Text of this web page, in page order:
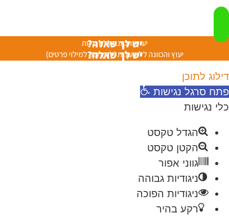
יש לך שאלה?
יעוץ והכוונה ללא עלות
יש לך שאלה?
יעוץ והכוונה ללא עלות (לחץ כאן למילוי פרטים)
דילוג לתוכן
פתח סרגל נגישות
כלי נגישות
הגדל טקסט
הקטן טקסט
גווני אפור
ניגודיות גבוהה
ניגודיות הפוכה
רקע בהיר